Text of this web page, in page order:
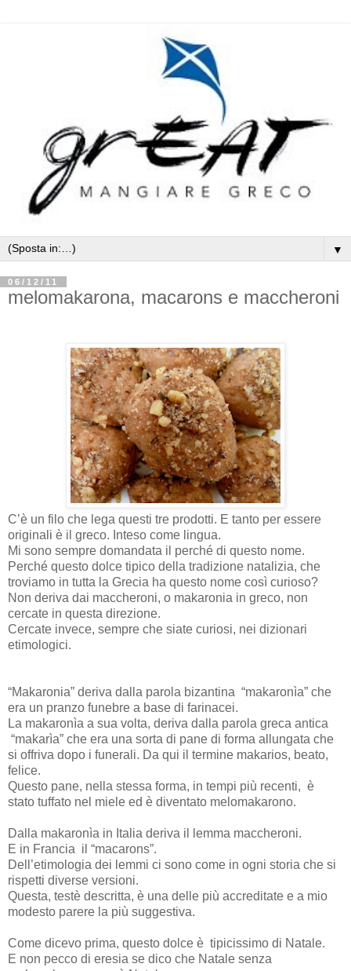
▼
06/12/11
melomakarona, macarons e maccheroni
C’è un filo che lega questi tre prodotti. E tanto per essere
originali è il greco. Inteso come lingua.
Mi sono sempre domandata il perché di questo nome.
Perché questo dolce tipico della tradizione natalizia, che
troviamo in tutta la Grecia ha questo nome così curioso?
Non deriva dai maccheroni, o makaronia in greco, non
cercate in questa direzione.
Cercate invece, sempre che siate curiosi, nei dizionari
etimologici.
“Makaronia” deriva dalla parola bizantina “makaronìa” che
era un pranzo funebre a base di farinacei.
La makaronìa a sua volta, deriva dalla parola greca antica
“makarìa” che era una sorta di pane di forma allungata che
si offriva dopo i funerali. Da qui il termine makarios, beato,
felice.
Questo pane, nella stessa forma, in tempi più recenti, è
stato tuffato nel miele ed è diventato melomakarono.
Dalla makaronìa in Italia deriva il lemma maccheroni.
E in Francia il “macarons”.
Dell’etimologia dei lemmi ci sono come in ogni storia che si
rispetti diverse versioni.
Questa, testè descritta, è una delle più accreditate e a mio
modesto parere la più suggestiva.
Come dicevo prima, questo dolce è tipicissimo di Natale.
E non pecco di eresia se dico che Natale senza